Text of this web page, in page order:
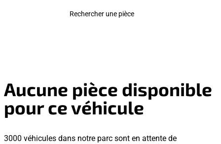
Rechercher une pièce
Aucune pièce disponible
pour ce véhicule
3000 véhicules dans notre parc sont en attente de